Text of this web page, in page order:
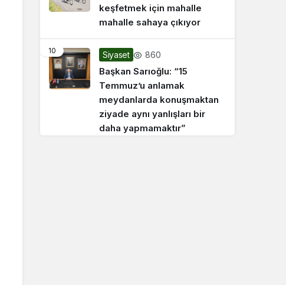
keşfetmek için mahalle
mahalle sahaya çıkıyor
10 Siyaset 860
Başkan Sarıoğlu: “15
Temmuz’u anlamak
meydanlarda konuşmaktan
ziyade aynı yanlışları bir
daha yapmamaktır”